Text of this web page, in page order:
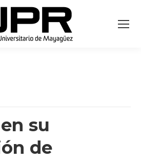
su
de